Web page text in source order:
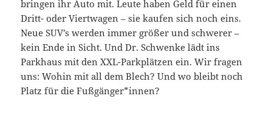
bringen ihr Auto mit. Leute haben Geld für einen
Dritt- oder Viertwagen – sie kaufen sich noch eins.
Neue SUV’s werden immer größer und schwerer –
kein Ende in Sicht. Und Dr. Schwenke lädt ins
Parkhaus mit den XXL-Parkplätzen ein. Wir fragen
uns: Wohin mit all dem Blech? Und wo bleibt noch
Platz für die Fußgänger*innen?